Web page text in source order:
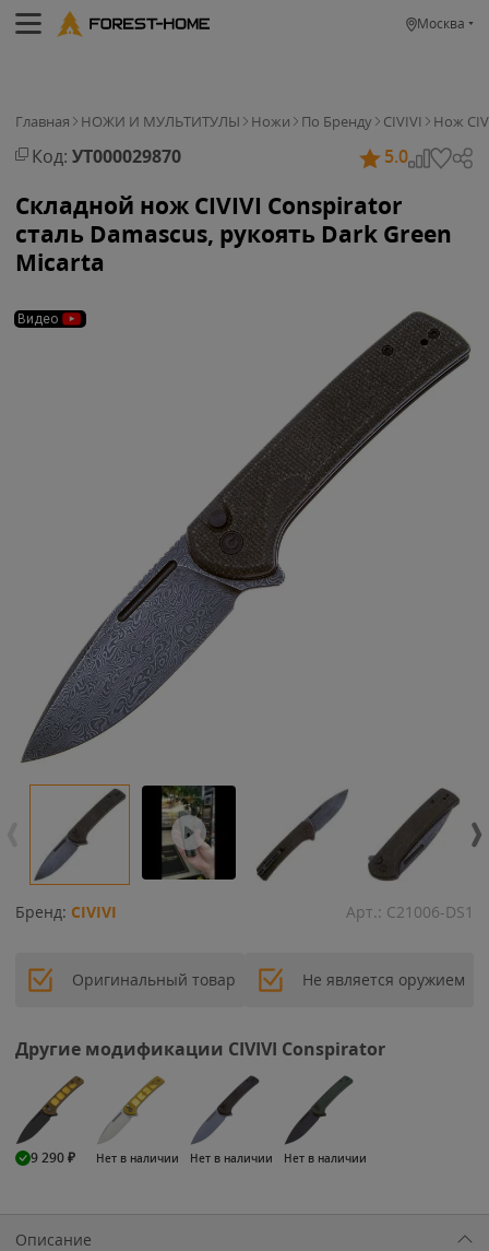
Москва
Главная НОЖИ И МУЛЬТИТУЛЫ Ножи По Бренду CIVIVI Нож
Код: УТ000029870 5.0
Складной нож CIVIVI Conspirator
сталь Damascus, рукоять Dark Green
Micarta
Видео
Бренд: CIVIVI Арт.: C21006-DS1
Оригинальный товар Не является оружием
Другие модификации CIVIVI Conspirator
9 290₽ Нет в наличии Нет в наличии Нет в наличии
Описание